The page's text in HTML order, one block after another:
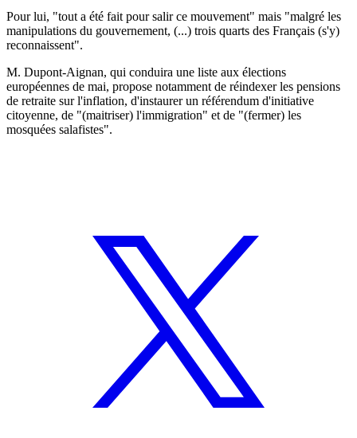
Pour lui, "tout a été fait pour salir ce mouvement" mais "malgré les
manipulations du gouvernement, (...) trois quarts des Français (s'y)
reconnaissent".
M. Dupont-Aignan, qui conduira une liste aux élections
européennes de mai, propose notamment de réindexer les pensions
de retraite sur l'inflation, d'instaurer un référendum d'initiative
citoyenne, de "(maitriser) l'immigration" et de "(fermer) les
mosquées salafistes".